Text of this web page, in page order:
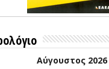
Αύγουστος 2026